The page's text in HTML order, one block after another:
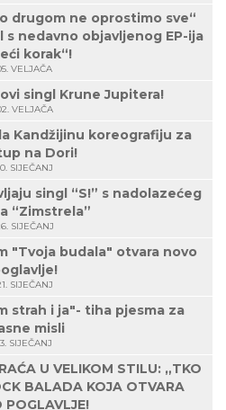
drugom ne oprostimo sve“
nedavno objavljenog EP-ija
korak“!
VELJAČA
singl Krune Jupitera!
VELJAČA
Kandžijinu koreografiju za
na Dori!
SIJEČANJ
singl “S!” s nadolazećeg
“Zimstrela”
SIJEČANJ
"Tvoja budala" otvara novo
SIJEČANJ
strah i ja"- tiha pjesma za
misli
SIJEČANJ
U VELIKOM STILU: „TKO
BALADA KOJA OTVARA
POGLAVLJE!